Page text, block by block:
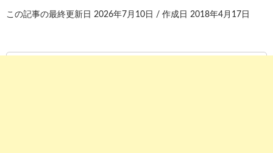
この記事の最終更新日 2026年7月10日 / 作成日 2018年4月17日